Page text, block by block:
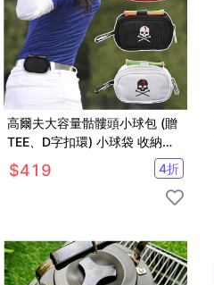
高爾夫大容量骷髏頭小球包 (贈
TEE、D字扣環) 小球袋 收納小
腰包【GF05009】
$419 4折